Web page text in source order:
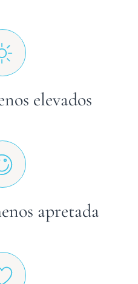
elevados
apretada